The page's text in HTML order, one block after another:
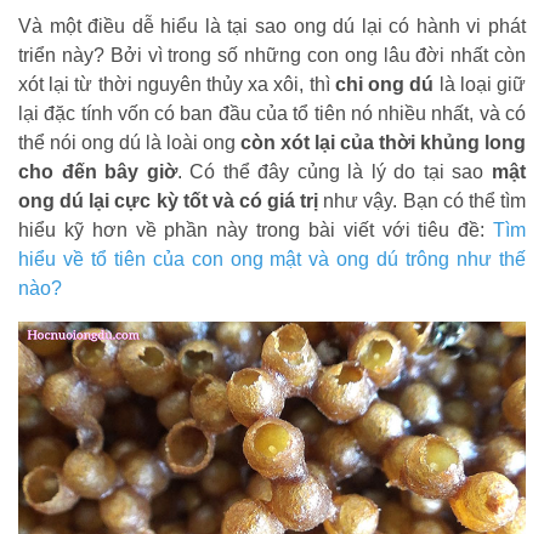
Và một điều dễ hiểu là tại sao ong dú lại có hành vi phát
triển này? Bởi vì trong số những con ong lâu đời nhất còn
xót lại từ thời nguyên thủy xa xôi, thì chi ong dú là loại giữ
lại đặc tính vốn có ban đầu của tổ tiên nó nhiều nhất, và có
thể nói ong dú là loài ong còn xót lại của thời khủng long
cho đến bây giờ. Có thể đây củng là lý do tại sao mật
ong dú lại cực kỳ tốtvà có giá trị như vậy. Bạn có thể tìm
hiểu kỹ hơn về phần này trong bài viết với tiêu đề: Tìm
hiểu về tổ tiên của con ong mật và ong dú trông như thế
nào?